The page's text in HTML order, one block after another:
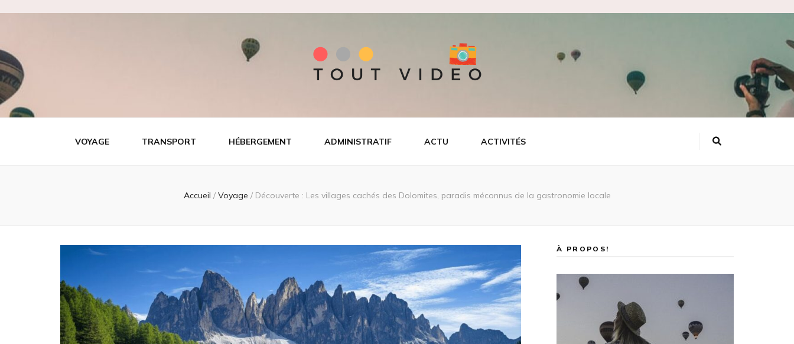
VOYAGE TRANSPORT HÉBERGEMENT ADMINISTRATIF ACTU ACTIVITÉS
Accueil / Voyage / Découverte : Les villages cachés des Dolomites, paradis méconnus de la gastronomie locale
À PROPOS!